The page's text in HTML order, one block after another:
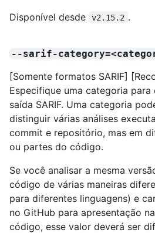
Disponível desde v2.15.2 .
--sarif-
[Somente formatos SARIF]
Especifique uma categoria para
saída SARIF. Uma categoria
distinguir várias análises
commit e repositório, mas em
ou partes do código.
Se você analisar a mesma
código de várias maneiras
para diferentes linguagens) e
no GitHub para apresentação
código, esse valor deverá ser